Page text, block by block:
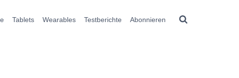
Tablets Wearables Testberichte Abonnieren